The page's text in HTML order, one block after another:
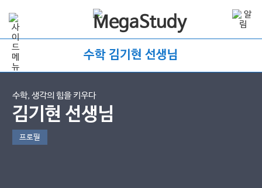
수학 김기현 선생님
수학, 생각의 힘을 키우다
김기현 선생님
프로필